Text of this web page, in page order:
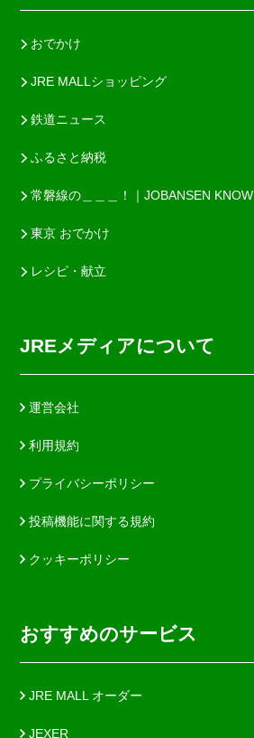
おでかけ
JRE MALLショッピング
鉄道ニュース
ふるさと納税
常磐線の＿＿＿！｜JOBANSEN KNOW
東京 おでかけ
レシピ・献立
JREメディアについて
運営会社
利用規約
プライバシーポリシー
投稿機能に関する規約
クッキーポリシー
おすすめのサービス
JRE MALL オーダー
JEXER